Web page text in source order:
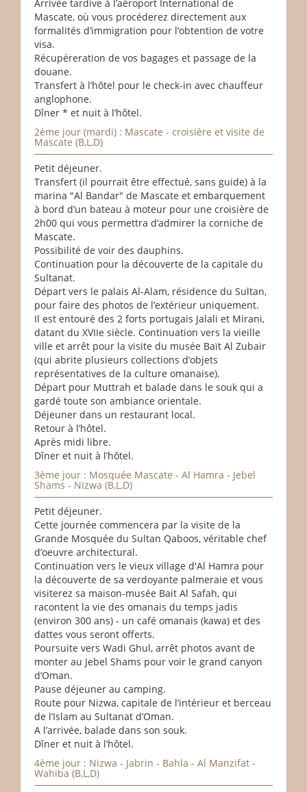
Arrivée tardive à l’aéroport International de
Mascate, où vous procéderez directement aux
formalités d’immigration pour l’obtention de votre
visa.
Récupéreration de vos bagages et passage de la
douane.
Transfert à l’hôtel pour le check-in avec chauffeur
anglophone.
Dîner * et nuit à l’hôtel.
2ème jour (mardi) : Mascate - croisière et visite de
Mascate (B,L,D)
Petit déjeuner.
Transfert (il pourrait être effectué, sans guide) à la
marina "Al Bandar" de Mascate et embarquement
à bord d’un bateau à moteur pour une croisière de
2h00 qui vous permettra d’admirer la corniche de
Mascate.
Possibilité de voir des dauphins.
Continuation pour la découverte de la capitale du
Sultanat.
Départ vers le palais Al-Alam, résidence du Sultan,
pour faire des photos de l’extérieur uniquement.
Il est entouré des 2 forts portugais Jalali et Mirani,
datant du XVIIe siècle. Continuation vers la vieille
ville et arrêt pour la visite du musée Baït Al Zubair
(qui abrite plusieurs collections d’objets
représentatives de la culture omanaise).
Départ pour Muttrah et balade dans le souk qui a
gardé toute son ambiance orientale.
Déjeuner dans un restaurant local.
Retour à l’hôtel.
Après midi libre.
Dîner et nuit à l’hôtel.
3ème jour : Mosquée Mascate - Al Hamra - Jebel
Shams - Nizwa (B,L,D)
Petit déjeuner.
Cette journée commencera par la visite de la
Grande Mosquée du Sultan Qaboos, véritable chef
d’oeuvre architectural.
Continuation vers le vieux village d'Al Hamra pour
la découverte de sa verdoyante palmeraie et vous
visiterez sa maison-musée Bait Al Safah, qui
racontent la vie des omanais du temps jadis
(environ 300 ans) - un café omanais (kawa) et des
dattes vous seront offerts.
Poursuite vers Wadi Ghul, arrêt photos avant de
monter au Jebel Shams pour voir le grand canyon
d’Oman.
Pause déjeuner au camping.
Route pour Nizwa, capitale de l’intérieur et berceau
de l’Islam au Sultanat d’Oman.
A l’arrivée, balade dans son souk.
Dîner et nuit à l’hôtel.
4ème jour : Nizwa - Jabrin - Bahla - Al Manzifat -
Wahiba (B,L,D)